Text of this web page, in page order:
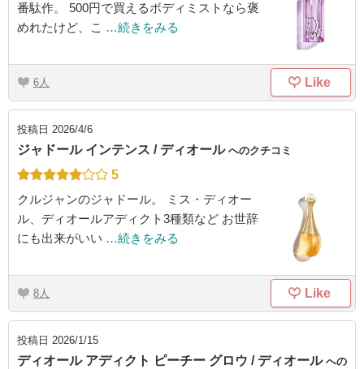
番駄作。 500円で買えるボディミストなら褒
めれたけど、こ …続きをみる
6 Like
投稿日 2026/4/6
ジャドール インテンス / ディオール へのクチコミ
5
クルジャンのジャドール。 ミス・ディオー
ル、ディオールアディクト3種類など お世辞
にも出来がいい …続きをみる
8 Like
投稿日 2026/1/15
ディオール アディクト ピーチー グロウ / ディオール への